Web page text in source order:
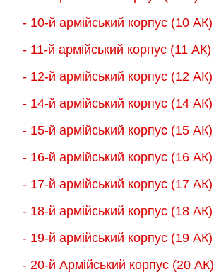
- 10-й армійський корпус (10 АК)
- 11-й армійський корпус (11 АК)
- 12-й армійський корпус (12 АК)
- 14-й армійський корпус (14 АК)
- 15-й армійський корпус (15 АК)
- 16-й армійський корпус (16 АК)
- 17-й армійський корпус (17 АК)
- 18-й армійський корпус (18 AК)
- 19-й армійський корпус (19 АК)
- 20-й Армійський корпус (20 АК)